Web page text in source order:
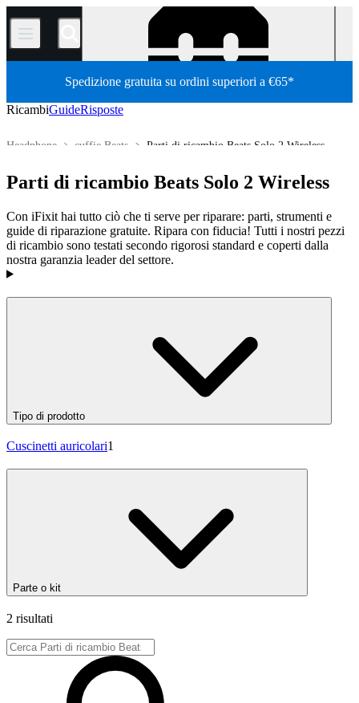
/
Spedizione gratuita su ordini superiori a €65*
RicambiGuideRisposte
Parti di ricambio Beats Solo 2 Wireless
cuffie Beats
Headphone
Parti di ricambio Beats Solo 2 Wireless
Con iFixit hai tutto ciò che ti serve per riparare: parti, strumenti e
guide di riparazione gratuite. Ripara con fiducia! Tutti i nostri pezzi
di ricambio sono testati secondo rigorosi standard e coperti dalla
nostra garanzia leader del settore.
Prodotti
Tipo di prodotto
Cuscinetti auricolari1
Parte o kit
2 risultati